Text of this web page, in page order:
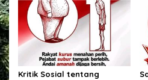
Kritik Sosial tentang